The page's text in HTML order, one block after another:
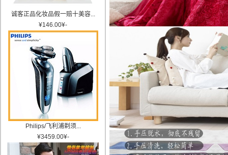
诚客正品化妆品假一赔十美容...
¥146.00¥-
Philips/飞利浦剃须...
¥3459.00¥-